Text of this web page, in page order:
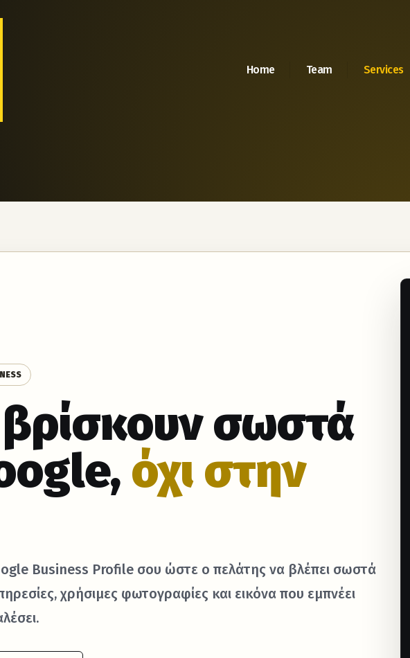
Home Team Services
σωστά
όχι στην
Business Profile σου ώστε ο πελάτης να βλέπει σωστά
χρήσιμες φωτογραφίες και εικόνα που εμπνέει